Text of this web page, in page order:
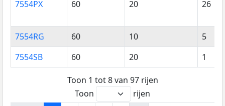
7554PX 60 20 26
7554RG 60 10
5
7554SB
60 20 1
Toon 1 tot 8 van 97 rijen
Toon
rijen